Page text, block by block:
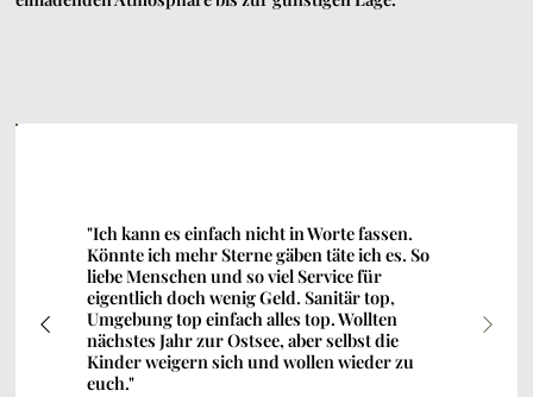
"Ich kann es einfach nicht in Worte fassen.
Könnte ich mehr Sterne gäben täte ich es. So
liebe Menschen und so viel Service für
eigentlich doch wenig Geld. Sanitär top,
Umgebung top einfach alles top. Wollten
nächstes Jahr zur Ostsee, aber selbst die
Kinder weigern sich und wollen wieder zu
euch."